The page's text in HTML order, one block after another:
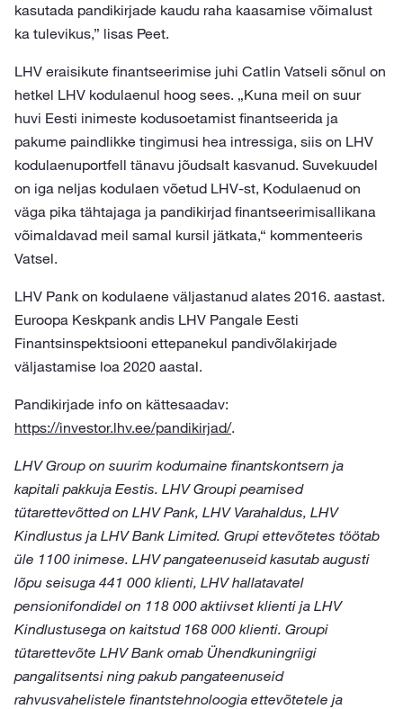
kasutada pandikirjade kaudu raha kaasamise võimalust
ka tulevikus,” lisas Peet.
LHV eraisikute finantseerimise juhi Catlin Vatseli sõnul on
hetkel LHV kodulaenul hoog sees. „Kuna meil on suur
huvi Eesti inimeste kodusoetamist finantseerida ja
pakume paindlikke tingimusi hea intressiga, siis on LHV
kodulaenuportfell tänavu jõudsalt kasvanud. Suvekuudel
on iga neljas kodulaen võetud LHV-st, Kodulaenud on
väga pika tähtajaga ja pandikirjad finantseerimisallikana
võimaldavad meil samal kursil jätkata,“ kommenteeris
Vatsel.
LHV Pank on kodulaene väljastanud alates 2016. aastast.
Euroopa Keskpank andis LHV Pangale Eesti
Finantsinspektsiooni ettepanekul pandivõlakirjade
väljastamise loa 2020 aastal.
Pandikirjade info on kättesaadav:
https://investor.lhv.ee/pandikirjad/.
LHV Group on suurim kodumaine finantskontsern ja
kapitali pakkuja Eestis. LHV Groupi peamised
tütarettevõtted on LHV Pank, LHV Varahaldus, LHV
Kindlustus ja LHV Bank Limited. Grupi ettevõtetes töötab
üle 1100 inimese. LHV pangateenuseid kasutab augusti
lõpu seisuga 441 000 klienti, LHV hallatavatel
pensionifondidel on 118 000 aktiivset klienti ja LHV
Kindlustusega on kaitstud 168 000 klienti. Groupi
tütarettevõte LHV Bank omab Ühendkuningriigi
pangalitsentsi ning pakub pangateenuseid
rahvusvahelistele finantstehnoloogia ettevõtetele ja